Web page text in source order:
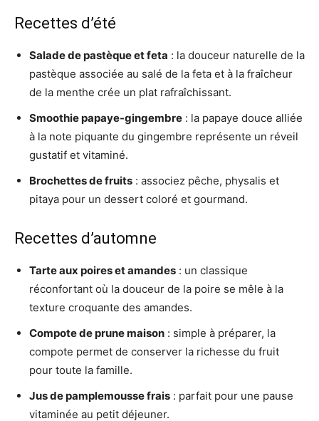
Recettes d’été
Salade de pastèque et feta : la douceur naturelle de la
pastèque associée au salé de la feta et à la fraîcheur
de la menthe crée un plat rafraîchissant.
Smoothie papaye-gingembre : la papaye douce alliée
à la note piquante du gingembre représente un réveil
gustatif et vitaminé.
Brochettes de fruits : associez pêche, physalis et
pitaya pour un dessert coloré et gourmand.
Recettes d’automne
Tarte aux poires et amandes : un classique
réconfortant où la douceur de la poire se mêle à la
texture croquante des amandes.
Compote de prune maison : simple à préparer, la
compote permet de conserver la richesse du fruit
pour toute la famille.
Jus de pamplemousse frais : parfait pour une pause
vitaminée au petit déjeuner.